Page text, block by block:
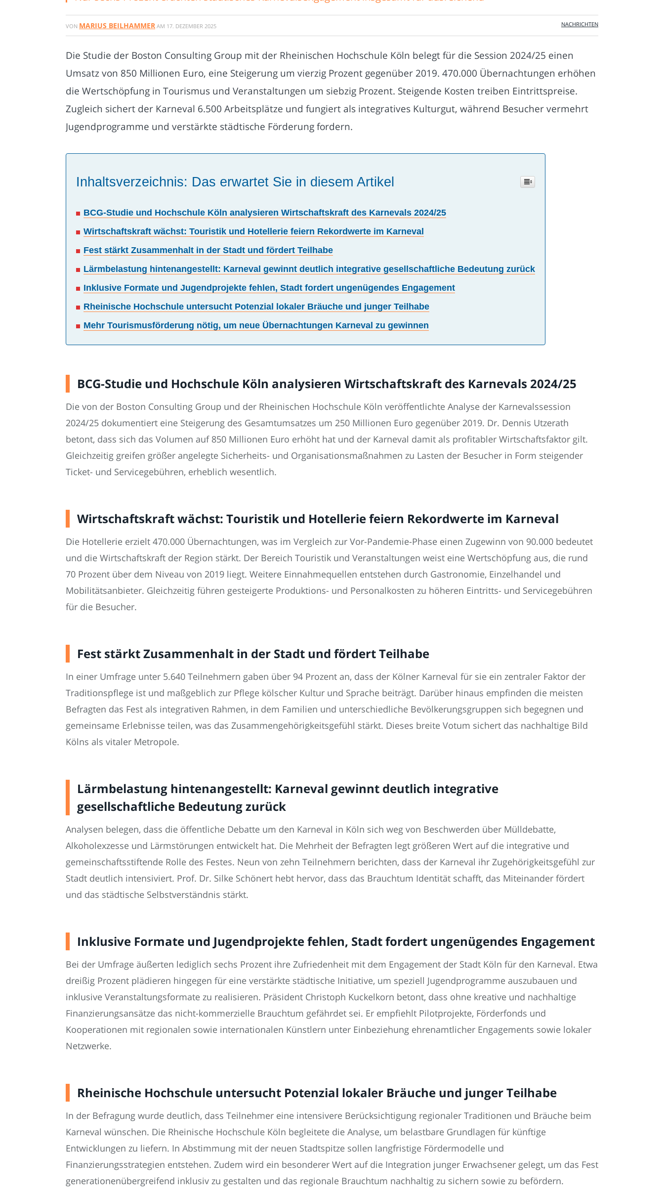
VON MARIUS BEILHAMMER AM 17. DEZEMBER 2025 NACHRICHTEN
Die Studie der Boston Consulting Group mit der Rheinischen Hochschule Köln belegt für die Session 2024/25 einen
Umsatz von 850 Millionen Euro, eine Steigerung um vierzig Prozent gegenüber 2019. 470.000 Übernachtungen erhöhen
die Wertschöpfung in Tourismus und Veranstaltungen um siebzig Prozent. Steigende Kosten treiben Eintrittspreise.
Zugleich sichert der Karneval 6.500 Arbeitsplätze und fungiert als integratives Kulturgut, während Besucher vermehrt
Jugendprogramme und verstärkte städtische Förderung fordern.
Inhaltsverzeichnis: Das erwartet Sie in diesem Artikel
BCG-Studie und Hochschule Köln analysieren Wirtschaftskraft des Karnevals 2024/25
Wirtschaftskraft wächst: Touristik und Hotellerie feiern Rekordwerte im Karneval
Fest stärkt Zusammenhalt in der Stadt und fördert Teilhabe
Lärmbelastung hintenangestellt: Karneval gewinnt deutlich integrative gesellschaftliche Bedeutung zurück
Inklusive Formate und Jugendprojekte fehlen, Stadt fordert ungenügendes Engagement
Rheinische Hochschule untersucht Potenzial lokaler Bräuche und junger Teilhabe
Mehr Tourismusförderung nötig, um neue Übernachtungen Karneval zu gewinnen
BCG-Studie und Hochschule Köln analysieren Wirtschaftskraft des Karnevals 2024/25
Die von der Boston Consulting Group und der Rheinischen Hochschule Köln veröffentlichte Analyse der Karnevalssession
2024/25 dokumentiert eine Steigerung des Gesamtumsatzes um 250 Millionen Euro gegenüber 2019. Dr. Dennis Utzerath
betont, dass sich das Volumen auf 850 Millionen Euro erhöht hat und der Karneval damit als profitabler Wirtschaftsfaktor gilt.
Gleichzeitig greifen größer angelegte Sicherheits- und Organisationsmaßnahmen zu Lasten der Besucher in Form steigender
Ticket- und Servicegebühren, erheblich wesentlich.
Wirtschaftskraft wächst: Touristik und Hotellerie feiern Rekordwerte im Karneval
Die Hotellerie erzielt 470.000 Übernachtungen, was im Vergleich zur Vor-Pandemie-Phase einen Zugewinn von 90.000 bedeutet
und die Wirtschaftskraft der Region stärkt. Der Bereich Touristik und Veranstaltungen weist eine Wertschöpfung aus, die rund
70 Prozent über dem Niveau von 2019 liegt. Weitere Einnahmequellen entstehen durch Gastronomie, Einzelhandel und
Mobilitätsanbieter. Gleichzeitig führen gesteigerte Produktions- und Personalkosten zu höheren Eintritts- und Servicegebühren
für die Besucher.
Fest stärkt Zusammenhalt in der Stadt und fördert Teilhabe
In einer Umfrage unter 5.640 Teilnehmern gaben über 94 Prozent an, dass der Kölner Karneval für sie ein zentraler Faktor der
Traditionspflege ist und maßgeblich zur Pflege kölscher Kultur und Sprache beiträgt. Darüber hinaus empfinden die meisten
Befragten das Fest als integrativen Rahmen, in dem Familien und unterschiedliche Bevölkerungsgruppen sich begegnen und
gemeinsame Erlebnisse teilen, was das Zusammengehörigkeitsgefühl stärkt. Dieses breite Votum sichert das nachhaltige Bild
Kölns als vitaler Metropole.
Lärmbelastung hintenangestellt: Karneval gewinnt deutlich integrative
gesellschaftliche Bedeutung zurück
Analysen belegen, dass die öffentliche Debatte um den Karneval in Köln sich weg von Beschwerden über Mülldebatte,
Alkoholexzesse und Lärmstörungen entwickelt hat. Die Mehrheit der Befragten legt größeren Wert auf die integrative und
gemeinschaftsstiftende Rolle des Festes. Neun von zehn Teilnehmern berichten, dass der Karneval ihr Zugehörigkeitsgefühl zur
Stadt deutlich intensiviert. Prof. Dr. Silke Schönert hebt hervor, dass das Brauchtum Identität schafft, das Miteinander fördert
und das städtische Selbstverständnis stärkt.
Inklusive Formate und Jugendprojekte fehlen, Stadt fordert ungenügendes Engagement
Bei der Umfrage äußerten lediglich sechs Prozent ihre Zufriedenheit mit dem Engagement der Stadt Köln für den Karneval. Etwa
dreißig Prozent plädieren hingegen für eine verstärkte städtische Initiative, um speziell Jugendprogramme auszubauen und
inklusive Veranstaltungsformate zu realisieren. Präsident Christoph Kuckelkorn betont, dass ohne kreative und nachhaltige
Finanzierungsansätze das nicht-kommerzielle Brauchtum gefährdet sei. Er empfiehlt Pilotprojekte, Förderfonds und
Kooperationen mit regionalen sowie internationalen Künstlern unter Einbeziehung ehrenamtlicher Engagements sowie lokaler
Netzwerke.
Rheinische Hochschule untersucht Potenzial lokaler Bräuche und junger Teilhabe
In der Befragung wurde deutlich, dass Teilnehmer eine intensivere Berücksichtigung regionaler Traditionen und Bräuche beim
Karneval wünschen. Die Rheinische Hochschule Köln begleitete die Analyse, um belastbare Grundlagen für künftige
Entwicklungen zu liefern. In Abstimmung mit der neuen Stadtspitze sollen langfristige Fördermodelle und
Finanzierungsstrategien entstehen. Zudem wird ein besonderer Wert auf die Integration junger Erwachsener gelegt, um das Fest
generationenübergreifend inklusiv zu gestalten und das regionale Brauchtum nachhaltig zu sichern sowie zu befördern.